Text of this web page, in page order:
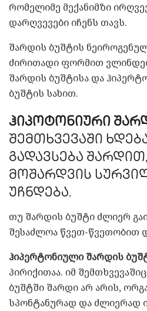
რომელიმე მექანიმზი
დარღვევები იჩენს თავს.
შარდის ბუშტის
ძირითადი ფორმით
შარდის ბუშტისა და
ბუშტის სახით.
ჰიპოტონიური
შემთხვევაში
გადავსება
მოშარდვის
უჩნდება.
თუ შარდის ბუშტი ძლიერ
შესაძლოა წვეთ-წვეთობით
ჰიპერტონიული შარდის
პირიქითაა. იმ
ბუშტში შარდი არ არის,
სპონტანურად და ძლიერად